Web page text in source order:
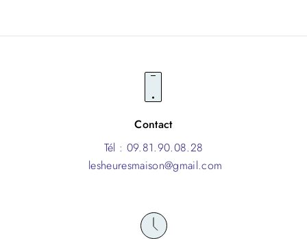
Contact
Tél : 09.81.90.08.28
lesheuresmaison@gmail.com